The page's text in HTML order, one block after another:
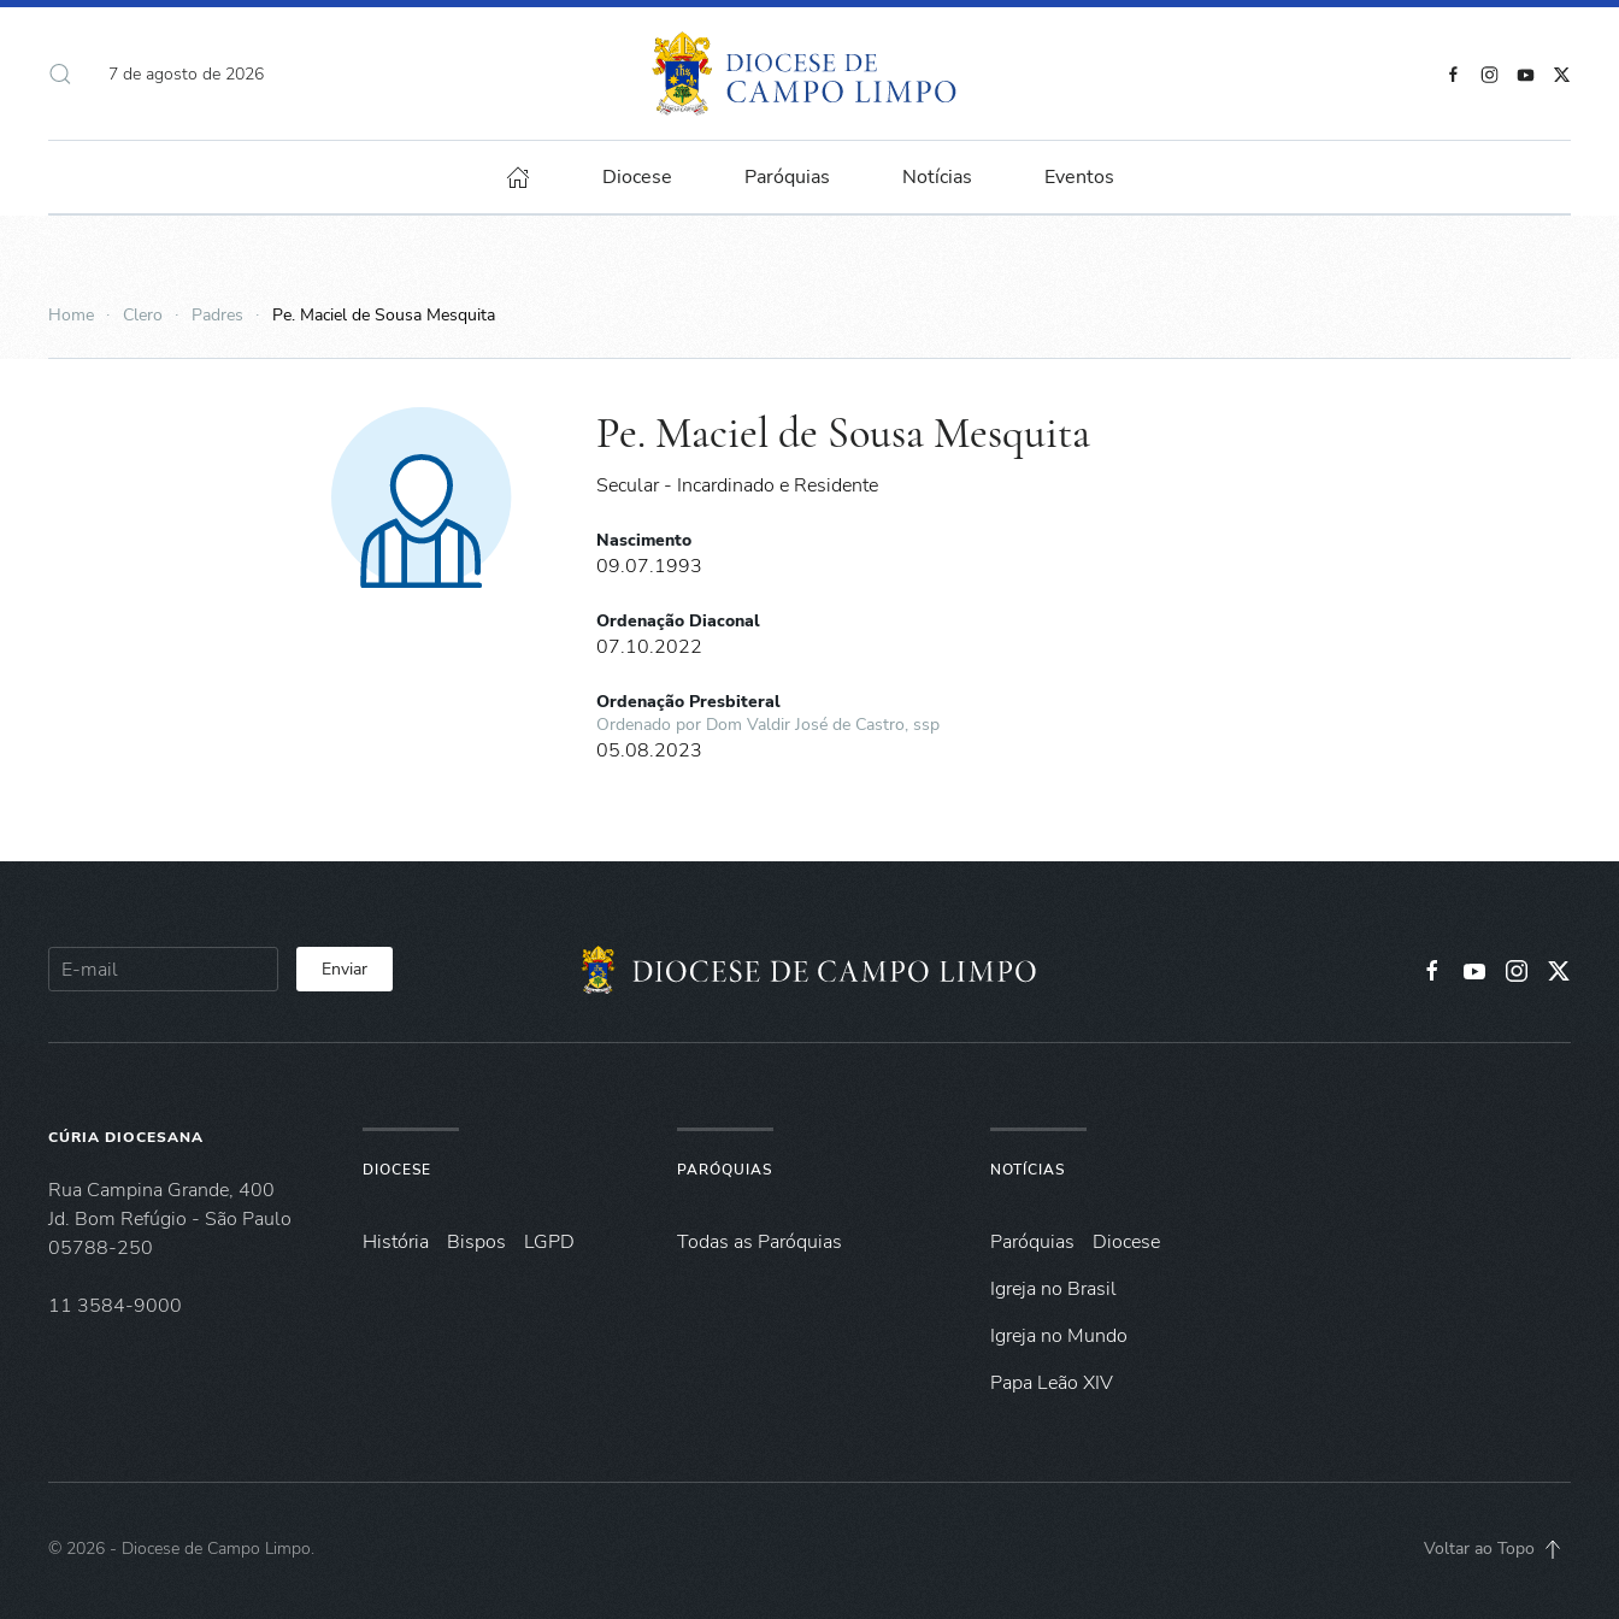
7 de agosto de 2026
Diocese Paróquias Notícias Eventos
Home Clero Padres Pe. Maciel de Sousa Mesquita
Pe. Maciel de Sousa Mesquita
Secular - Incardinado e Residente
Nascimento
09.07.1993
Ordenação Diaconal
07.10.2022
Ordenação Presbiteral
Ordenado por Dom Valdir José de Castro, ssp
05.08.2023
Enviar
CÚRIA DIOCESANA
Rua Campina Grande, 400
Jd. Bom Refúgio - São Paulo
05788-250
11 3584-9000
DIOCESE
História Bispos LGPD
PARÓQUIAS
Todas as Paróquias
NOTÍCIAS
Paróquias
Diocese
Igreja no Brasil
Igreja no Mundo
Papa Leão XIV
© 2026 - Diocese de Campo Limpo. Voltar ao Topo